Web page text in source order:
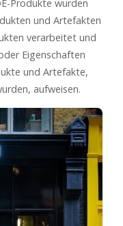
Produkte wurden
und Artefakten
verarbeitet und
Eigenschaften
und Artefakte,
aufweisen.